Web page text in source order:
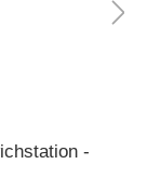
-